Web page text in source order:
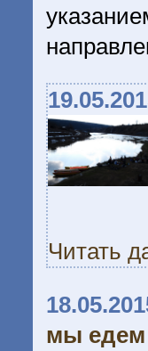
Читать
мы едем